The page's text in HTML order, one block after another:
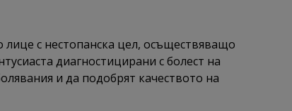
лице с нестопанска цел, осъществяващо
диагностицирани с болест на
и да подобрят качеството на